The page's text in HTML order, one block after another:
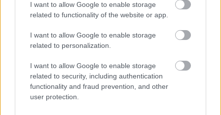
I want to allow Google to enable storage
related to functionality of the website or app.
I want to allow Google to enable storage
related to personalization.
I want to allow Google to enable storage
related to security, including authentication
functionality and fraud prevention, and other
user protection.